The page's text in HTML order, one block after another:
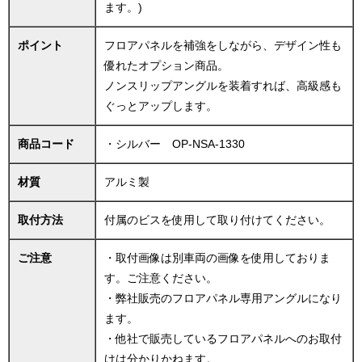
ます。)
ポイント
フロアパネルを補強をしながら、デザイン性も
優れたオプション商品。
ノンスリップアングルを装着すれば、高級感も
ぐっとアップします。
商品コード ・シルバー OP-NSA-1330
材質 アルミ製
取付方法 付属のビスを使用して取り付けてください。
ご注意
・取付画像は別車両の画像を使用しておりま
す。ご注意ください。
・弊社販売のフロアパネル専用アングルになり
ます。
・他社で販売しているフロアパネルへのお取付
けは分かりかねます。